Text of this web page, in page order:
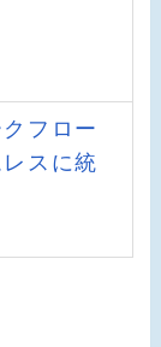
フロー
スに統